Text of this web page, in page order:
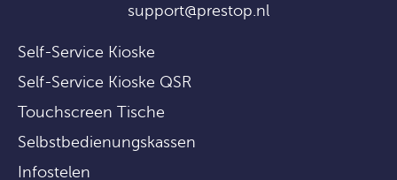
support@prestop.nl
Self-Service Kioske
Self-Service Kioske QSR
Touchscreen Tische
Selbstbedienungskassen
Infostelen